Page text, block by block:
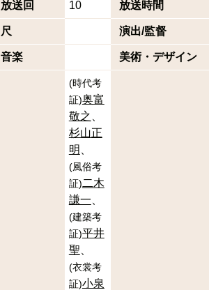
放送回 10 放送時間
尺 演出/監督
音楽 美術・デザイン
(時代考
証)奥富
敬之
杉山正
明
(風俗考
証) 二木
謙一
(建築考
証)平井
聖
(衣裳考
証)小泉